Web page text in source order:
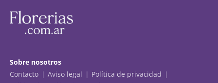
Sobre nosotros
Contacto
Aviso legal
Política de privacidad